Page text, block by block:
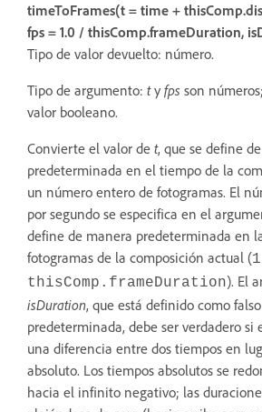
timeToFrames(t = time +
fps = 1.0 / thisComp.frameDuration,
Tipo de valor devuelto: número.
Tipo de argumento: ty fps son números;
valor booleano.
Convierte el valor de t, que se define
predeterminada en el tiempo de la
un número entero de fotogramas. El
por segundo se especifica en el
define de manera predeterminada en
fotogramas de la composición actual (
thisComp.frameDuration). El
isDuration, que está definido como
predeterminada, debe ser verdadero si
una diferencia entre dos tiempos en
absoluto. Los tiempos absolutos se
hacia el infinito negativo; las